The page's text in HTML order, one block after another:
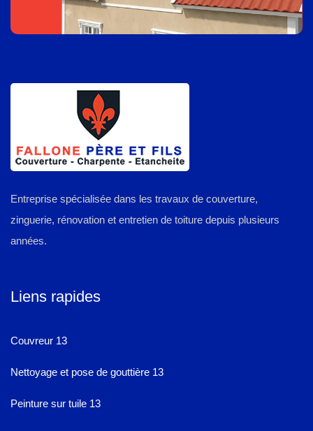
Entreprise spécialisée dans les travaux de couverture,
zinguerie, rénovation et entretien de toiture depuis plusieurs
années.
Liens rapides
Couvreur 13
Nettoyage et pose de gouttière 13
Peinture sur tuile 13